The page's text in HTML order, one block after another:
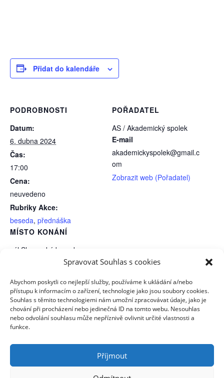
Spravovat Souhlas s cookies
Abychom poskytli co nejlepší služby, používáme k ukládání a/nebo
přístupu k informacím o zařízení, technologie jako jsou soubory cookies.
Souhlas s těmito technologiemi nám umožní zpracovávat údaje, jako je
chování při procházení nebo jedinečná ID na tomto webu. Nesouhlas
nebo odvolání souhlasu může nepříznivě ovlivnit určité vlastnosti a
funkce.
Příjmout
Přidat do kalendáře
PODROBNOSTI
Datum:
6. dubna 2024
Čas:
17:00
Cena:
neuvedeno
Rubriky Akce:
beseda, přednáška
MÍSTO KONÁNÍ
sál Slovanská beseda
Zobrazit web (Místo konání)
POŘADATEL
AS / Akademický spolek
E-mail
akademickyspolek@gmail.c
om
Zobrazit web (Pořadatel)
AS // Valná hromada Akademického spolku
2024
JSM // Frühschoppen
Zásady cookies (EU)